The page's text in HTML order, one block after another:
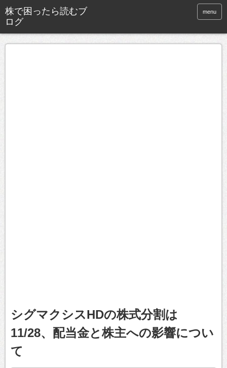
株で困ったら読むブ
ログ
menu
シグマクシスHDの株式分割は
11/28、配当金と株主への影響につい
て